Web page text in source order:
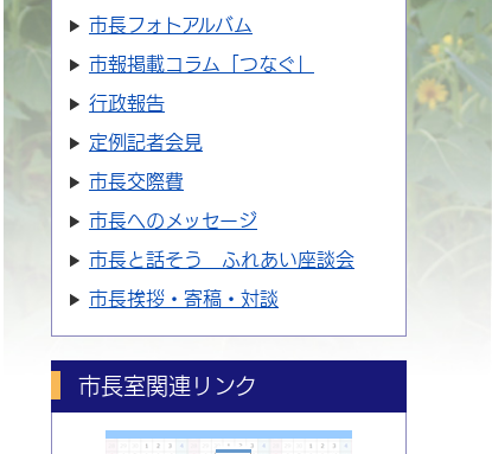
市長フォトアルバム
市報掲載コラム「つなぐ」
行政報告
定例記者会見
市長交際費
市長へのメッセージ
市長と話そう ふれあい座談会
市長挨拶・寄稿・対談
市長室関連リンク